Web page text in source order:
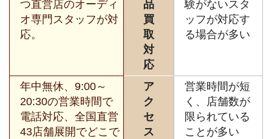
つ直営店のオーディ
オ専門スタッフが対
応。
品
買
取
対
応
験がないスタ
ッフが対応す
る場合が多い
年中無休、9:00～
20:30の営業時間で
電話対応、全国直営
43店舗展開でどこで
ア
ク
セ
ス
営業時間が短
く、店舗数が
限られている
ことが多い